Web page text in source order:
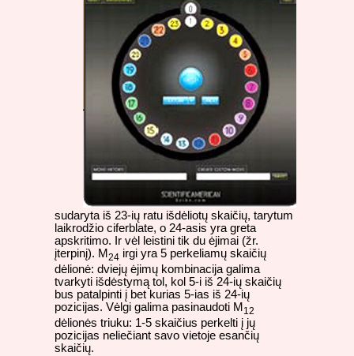
sudaryta iš 23-ių ratu išdėliotų skaičių, tarytum
laikrodžio ciferblate, o 24-asis yra greta
apskritimo. Ir vėl leistini tik du ėjimai (žr.
įterpinį). M 24 irgi yra 5 perkeliamų skaičių
dėlionė: dviejų ėjimų kombinacija galima
tvarkyti išdėstymą tol, kol 5-i iš 24-ių skaičių
bus patalpinti į bet kurias 5-ias iš 24-ių
pozicijas. Vėlgi galima pasinaudoti M 12
dėlionės triuku: 1-5 skaičius perkelti į jų
pozicijas neliečiant savo vietoje esančių
skaičių.